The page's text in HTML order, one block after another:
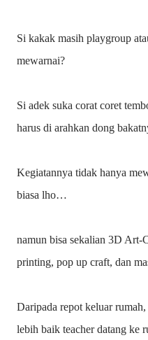
Si kakak masih playgroup
mewarnai?
Si adek suka corat coret
harus di arahkan dong
Kegiatannya tidak hanya
biasa lho…
namun bisa sekalian 3D Art-
printing, pop up craft, dan
Daripada repot keluar
lebih baik teacher datang ke